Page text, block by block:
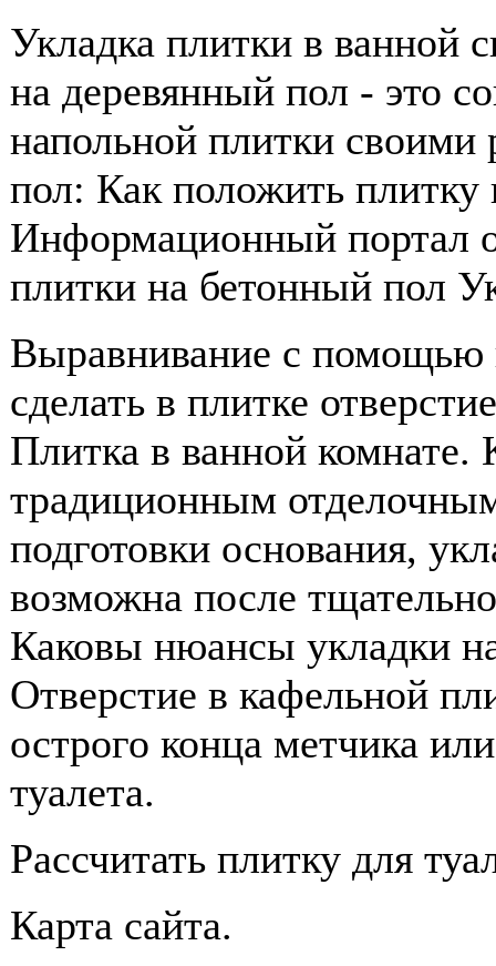
Укладка плитки в ванной
на деревянный пол - это
напольной плитки своими
пол: Как положить плитку
Информационный портал
плитки на бетонный пол
Выравнивание с помощью
сделать в плитке
Плитка в ванной комнате.
традиционным
подготовки основания,
возможна после
Каковы нюансы укладки
Отверстие в кафельной
острого конца метчика
туалета.
Рассчитать плитку для
Карта сайта.